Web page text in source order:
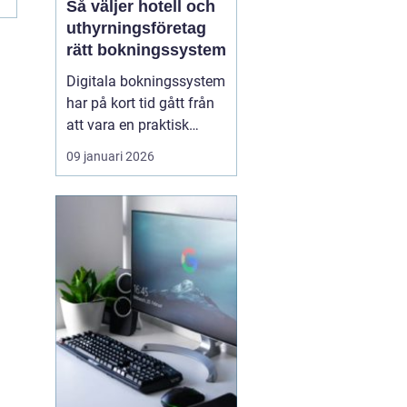
Så väljer hotell och
uthyrningsföretag
rätt bokningssystem
Digitala bokningssystem
har på kort tid gått från
att vara en praktisk
detalj till att bli hjärtat i
många
För hotell, campingar,
stugbyar och
semesterboenden är ett
modernt system ofta s...
09 januari 2026